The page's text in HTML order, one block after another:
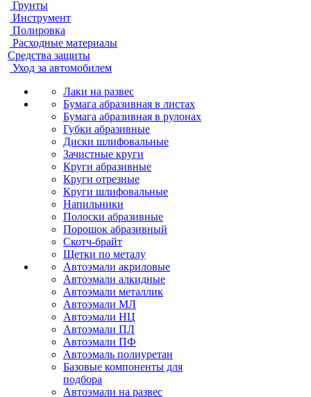
Грунты
Инструмент
Полировка
Расходные материалы
Средства защиты
Уход за автомобилем
Лаки на развес
Бумага абразивная в листах
Бумага абразивная в рулонах
Губки абразивные
Диски шлифовальные
Зачистные круги
Круги абразивные
Круги отрезные
Круги шлифовальные
Напильники
Полоски абразивные
Порошок абразивный
Скотч-брайт
Щетки по металу
Автоэмали акриловые
Автоэмали алкидные
Автоэмали металлик
Автоэмали МЛ
Автоэмали НЦ
Автоэмали ПЛ
Автоэмали ПФ
Автоэмаль полиуретан
Базовые компоненты для
подбора
Автоэмали на развес